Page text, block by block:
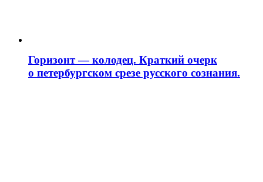
Горизонт — колодец. Краткий очерк
о петербургском срезе русского сознания.